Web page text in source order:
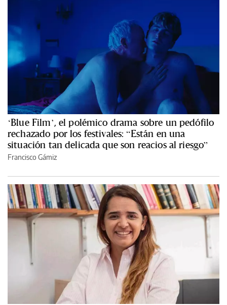
‘Blue Film’, el polémico drama sobre un pedófilo
rechazado por los festivales: “Están en una
situación tan delicada que son reacios al riesgo”
Francisco Gámiz